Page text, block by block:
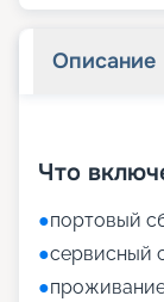
Описание
Что
●портовый
●сервисный
●